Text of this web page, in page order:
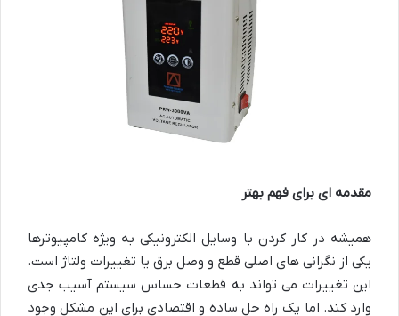
مقدمه ای برای فهم بهتر
همیشه در کار کردن با وسایل الکترونیکی به ویژه کامپیوترها
یکی از نگرانی های اصلی قطع و وصل برق یا تغییرات ولتاژ است.
این تغییرات می تواند به قطعات حساس سیستم آسیب جدی
وارد کند. اما یک راه حل ساده و اقتصادی برای این مشکل وجود